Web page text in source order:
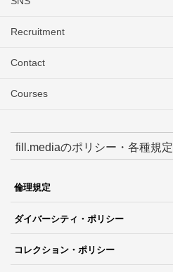
Recruitment
Contact
Courses
fill.mediaのポリシー・各種規定
倫理規定
ダイバーシティ・ポリシー
コレクション・ポリシー